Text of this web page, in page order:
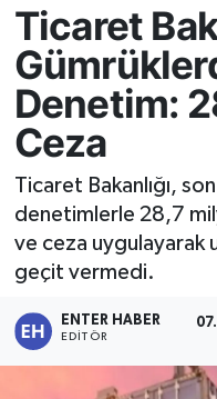
Ticaret
Denetim:
Ceza
Ticaret Bakanlığı,
denetimlerle 28,7
ve ceza uygulayarak
geçit vermedi.
ENTER HABER
EDITÖR